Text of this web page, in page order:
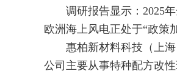
调研报告显示：2025年
欧洲海上风电正处于“政策
惠柏新材料科技（上海
公司主要从事特种配方改